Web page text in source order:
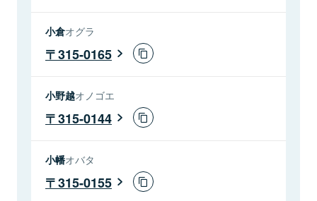
小倉オグラ
315-0165
小野越オノゴエ
315-0144
小幡オバタ
315-0155